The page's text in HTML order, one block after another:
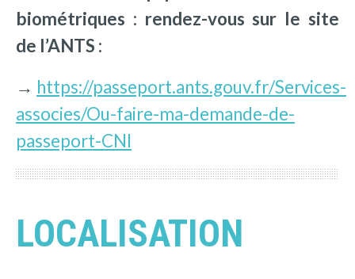
biométriques : rendez-vous sur le site
de l’ANTS :
→ https://passeport.ants.gouv.fr/Services-
associes/Ou-faire-ma-demande-de-
passeport-CNI
LOCALISATION